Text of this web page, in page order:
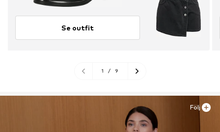
Se outfit
1 / 9
Följ